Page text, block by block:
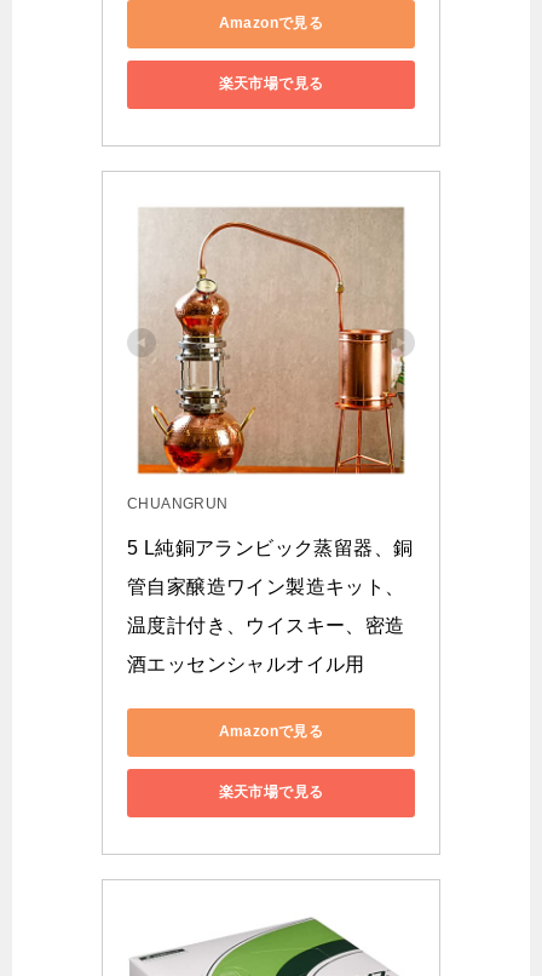
Amazonで見る
楽天市場で見る
CHUANGRUN
5 L純銅アランビック蒸留器、銅
管自家醸造ワイン製造キット、
温度計付き、ウイスキー、密造
酒エッセンシャルオイル用
Amazonで見る
楽天市場で見る